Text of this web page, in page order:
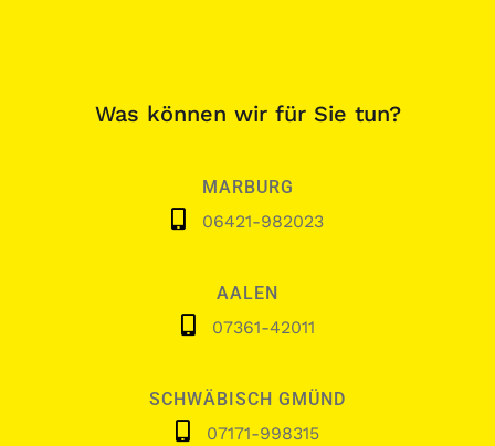
Was können wir für Sie tun?
MARBURG
06421-982023
AALEN
07361-42011
SCHWÄBISCH GMÜND
07171-998315